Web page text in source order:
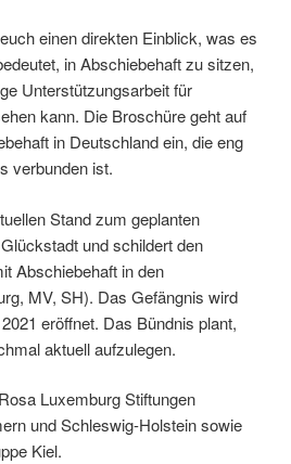
einen direkten Einblick, was es
in Abschiebehaft zu sitzen,
Unterstützungsarbeit für
kann. Die Broschüre geht auf
in Deutschland ein, die eng
verbunden ist.
Stand zum geplanten
und schildert den
Abschiebehaft in den
MV, SH). Das Gefängnis wird
eröffnet. Das Bündnis plant,
aktuell aufzulegen.
Luxemburg Stiftungen
und Schleswig-Holstein sowie
Kiel.